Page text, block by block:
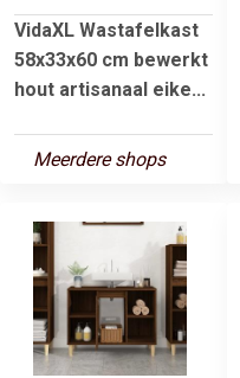
VidaXL Wastafelkast
58x33x60 cm bewerkt
hout artisanaal eike...
Meerdere shops